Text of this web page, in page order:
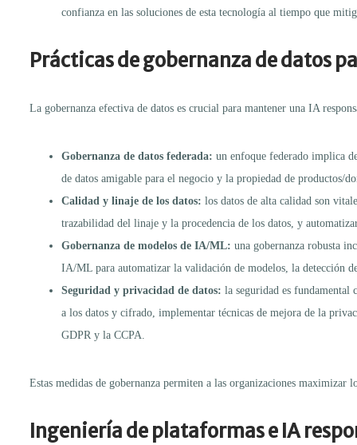
confianza en las soluciones de esta tecnología al tiempo que
Prácticas de gobernanza de datos
La gobernanza efectiva de datos es crucial para mantener una IA
Gobernanza de datos federada: un enfoque federado implica
de datos amigable para el negocio y la propiedad de productos/
Calidad y linaje de los datos: los datos de alta calidad son
trazabilidad del linaje y la procedencia de los datos, y
Gobernanza de modelos de IA/ML: una gobernanza robusta
IA/ML para automatizar la validación de modelos, la detección
Seguridad y privacidad de datos: la seguridad es fundamental
a los datos y cifrado, implementar técnicas de mejora de la
GDPR y la CCPA.
Estas medidas de gobernanza permiten a las organizaciones
Ingeniería de plataformas e IA